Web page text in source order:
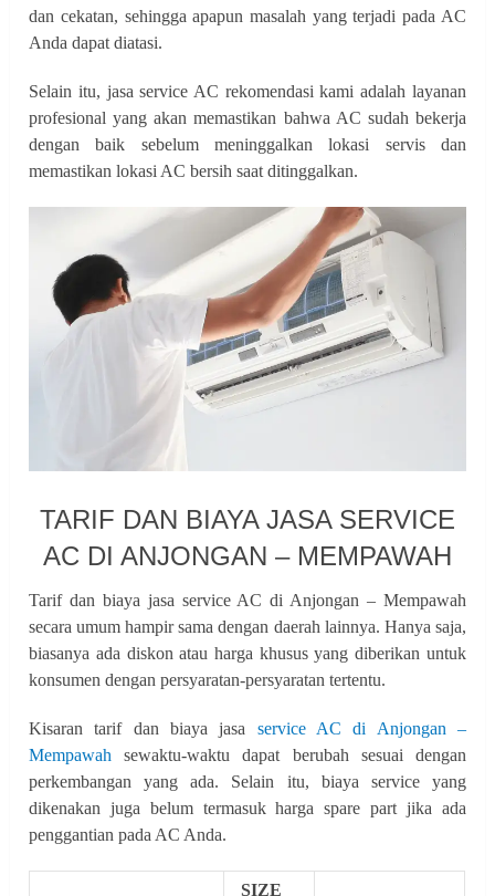
dan cekatan, sehingga apapun masalah yang terjadi pada AC
Anda dapat diatasi.
Selain itu, jasa service AC rekomendasi kami adalah layanan
profesional yang akan memastikan bahwa AC sudah bekerja
dengan baik sebelum meninggalkan lokasi servis dan
memastikan lokasi AC bersih saat ditinggalkan.
TARIF DAN BIAYA JASA SERVICE
AC DI ANJONGAN – MEMPAWAH
Tarif dan biaya jasa service AC di Anjongan – Mempawah
secara umum hampir sama dengan daerah lainnya. Hanya saja,
biasanya ada diskon atau harga khusus yang diberikan untuk
konsumen dengan persyaratan-persyaratan tertentu.
Kisaran tarif dan biaya jasa service AC di Anjongan –
Mempawah sewaktu-waktu dapat berubah sesuai dengan
perkembangan yang ada. Selain itu, biaya service yang
dikenakan juga belum termasuk harga spare part jika ada
penggantian pada AC Anda.
SIZE